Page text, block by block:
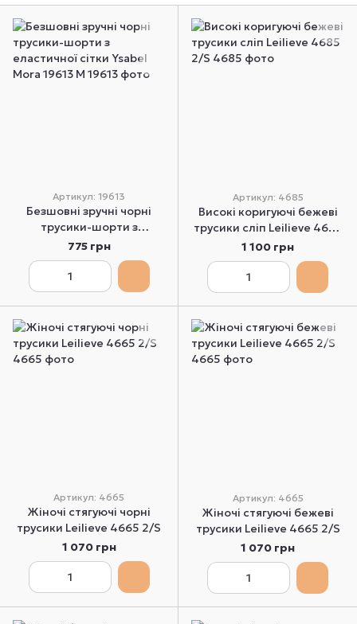
Артикул: 19613
Безшовні зручні чорні
трусики-шорти з
еластичної сітки Ysabel
Mora 19613 M
775 грн
Артикул: 4685
Високі коригуючі бежеві
трусики сліп Leilieve 4685
2/S
1 100 грн
Артикул: 4665
Жіночі стягуючі чорні
трусики Leilieve 4665 2/S
1 070 грн
Артикул: 4665
Жіночі стягуючі бежеві
трусики Leilieve 4665 2/S
1 070 грн